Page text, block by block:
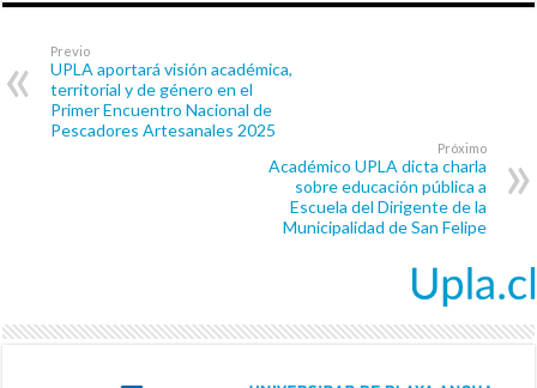
Previo
UPLA aportará visión académica,
territorial y de género en el
Primer Encuentro Nacional de
Pescadores Artesanales 2025
Próximo
Académico UPLA dicta charla
sobre educación pública a
Escuela del Dirigente de la
Municipalidad de San Felipe